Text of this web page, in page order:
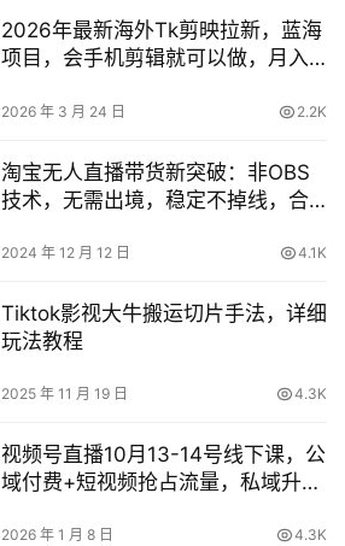
2026年最新海外Tk剪映拉新，蓝海
项目，会手机剪辑就可以做，月入
2026 年 3 月 24 日 2.2K
淘宝无人直播带货新突破：非OBS
技术，无需出境，稳定不掉线，合
2024 年 12 月 12 日 4.1K
Tiktok影视大牛搬运切片手法，详细
玩法教程
2025 年 11 月 19 日 4.3K
视频号直播10月13-14号线下课，公
域付费+短视频抢占流量，私域升单
2026 年 1 月 8 日 4.3K